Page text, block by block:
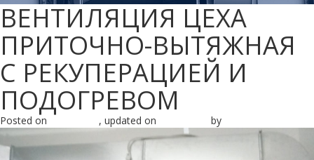
ВЕНТИЛЯЦИЯ ЦЕХА
ПРИТОЧНО-ВЫТЯЖНАЯ
С РЕКУПЕРАЦИЕЙ И
ПОДОГРЕВОМ
Posted on , updated on by